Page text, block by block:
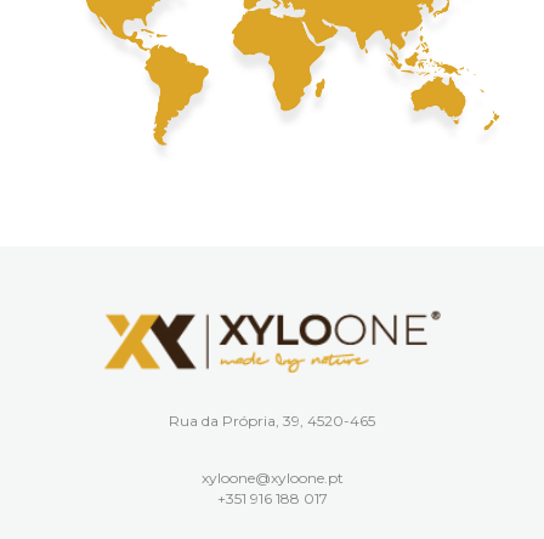
Rua da Própria, 39, 4520-465
xyloone@xyloone.pt
+351 916 188 017